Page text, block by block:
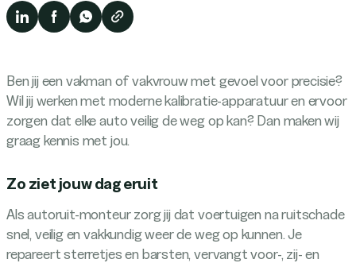
Ben jij een vakman of vakvrouw met gevoel voor precisie?
Wil jij werken met moderne kalibratie-apparatuur en ervoor
zorgen dat elke auto veilig de weg op kan? Dan maken wij
graag kennis met jou.
Zo ziet jouw dag eruit
Als autoruit-monteur zorg jij dat voertuigen na ruitschade
snel, veilig en vakkundig weer de weg op kunnen. Je
repareert sterretjes en barsten, vervangt voor-, zij- en